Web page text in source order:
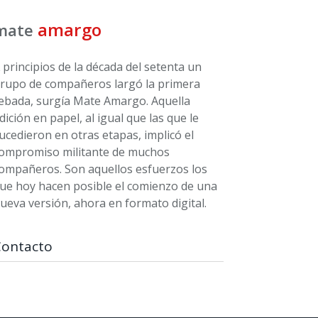
amargo
principios de la década del setenta un
de compañeros largó la primera
surgía Mate Amargo. Aquella
en papel, al igual que las que le
en otras etapas, implicó el
militante de muchos
Son aquellos esfuerzos los
hoy hacen posible el comienzo de una
versión, ahora en formato digital.